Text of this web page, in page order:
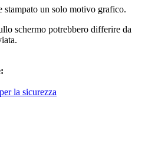
stampato un solo motivo grafico.
schermo potrebbero differire da
la sicurezza